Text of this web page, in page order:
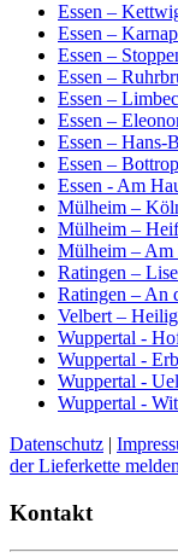
Essen –
Essen –
Essen –
Essen –
Essen –
Essen –
Essen – Hans-
Essen –
Essen - Am
Mülheim –
Mülheim –
Mülheim – Am
Ratingen –
Ratingen – An
Velbert –
Wuppertal -
Wuppertal -
Wuppertal -
Wuppertal -
Datenschutz
der Lieferkette
Kontakt